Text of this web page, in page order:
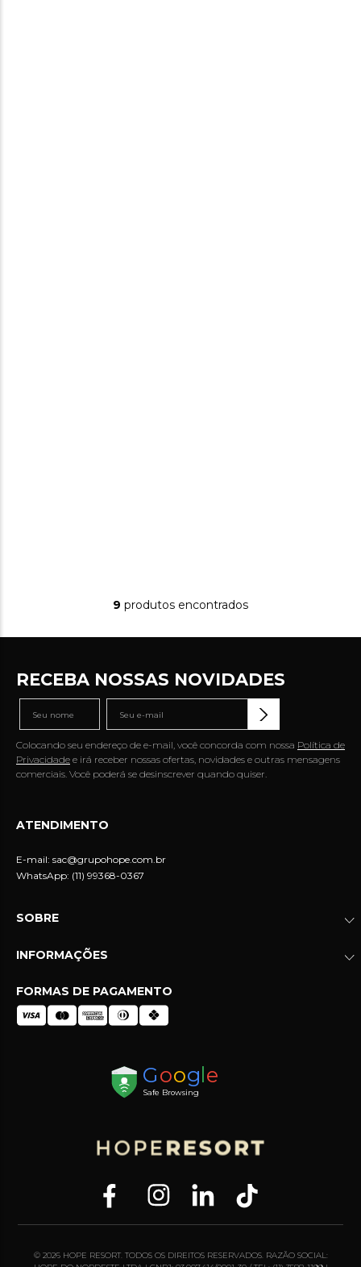
9 produtos
RECEBA NOSSAS NOVIDADES
Colocando seu endereço de e-mail, você concorda com nossa Política de
Privacidade e irá receber nossas ofertas, novidades e outras mensagens
comerciais. Você poderá se desinscrever quando quiser.
ATENDIMENTO
E-mail: sac@grupohope.com.br
WhatsApp: (11) 99368-0367
SOBRE
INFORMAÇÕES
FORMAS DE PAGAMENTO
© 2026 HOPE RESORT. TODOS OS DIREITOS RESERVADOS. RAZÃO SOCIAL: